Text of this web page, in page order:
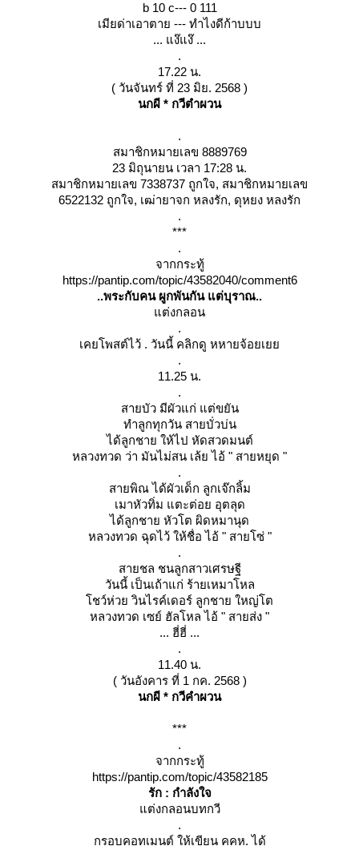
b 10 c--- 0 111
เมียด่าเอาตาย --- ทำไงดีก้าบบบ
... แง๊แง๊ ...
.
17.22 น.
( วันจันทร์ ที่ 23 มิย. 2568 )
นกผี * กวีตำผวน
.
สมาชิกหมายเลข 8889769
23 มิถุนายน เวลา 17:28 น.
สมาชิกหมายเลข 7338737 ถูกใจ, สมาชิกหมายเลข
6522132 ถูกใจ, เฒ่ายาจก หลงรัก, ดุหยง หลงรัก
.
***
.
จากกระทู้
https://pantip.com/topic/43582040/comment6
..พระกับคน ผูกพันกัน แต่บุราณ..
ต่งกลอน
.
เคยโพสต์ไว้ . วันนี้ คลิกดู หหายจ้อยเ
.
11.25 น.
.
สายบัว มีผัวแก่ แต่ขยัน
ทำลูกทุกวัน สายบั่วบ่น
ได้ลูกชาย ให้ไป หัดสวดมนต์
หลวงทวด ว่า มันไม่สน เล้ย ไอ้ " สายหยุด "
.
สายพิณ ได้ผัวเด็ก ลูกเจ๊กลิ้ม
เมาหัวทิ่ม แตะต่อย อุตลุด
ได้ลูกชาย หัวโต ผิดหมานุด
หลวงทวด ฉุดไว้ ให้ชื่อ ไอ้ " สายโซ่ "
.
สายชล ชนลูกสาวเศรษฐี
วันนี้ เป็นเถ้าแก่ ร้ายเหมาโหล
ชว์ห่วย วินไรค์เดอร์ ลูกชาย ใหญ่โต
หลวงทวด เซย์ ฮัลโหล ไอ้ " สายส่ง "
... ฮี่ฮี่ ...
.
11.40 น.
( วันอังคาร ที่ 1 กค. 2568 )
นกผี * กวีคำผวน
***
.
จากกระทู้
https://pantip.com/topic/43582185
รัก : กำลังใจ
ต่งกลอนบทกวี
.
กรอบคอทเมนต์ ให้เขียน คคห. ได้